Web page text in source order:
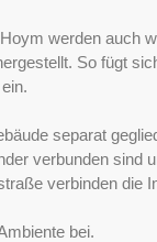
werden auch
So fügt
separat
verbunden sind
verbinden die
bei.